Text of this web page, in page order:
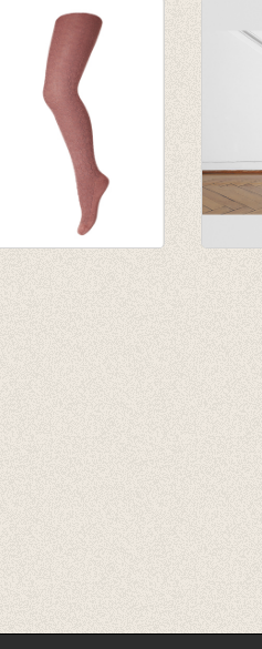
Elderberry/woodrose/vlier
€